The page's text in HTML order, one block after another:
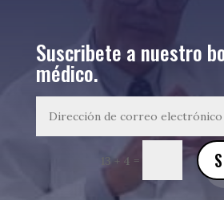
Suscribete a nuestro
médico.
13 + 4 =